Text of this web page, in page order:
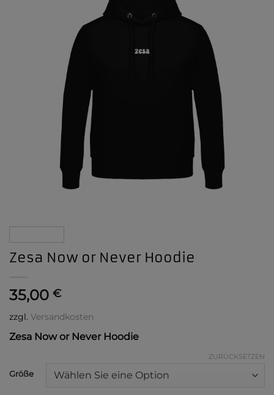
Zesa Now or Never Hoodie
35,00 €
zzgl. Versandkosten
Zesa Now or Never Hoodie
Größe
ZURÜCKSETZEN